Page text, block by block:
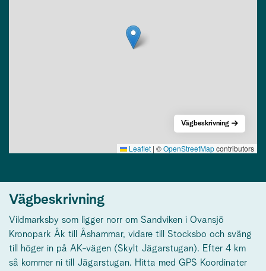
Leaflet | ©OpenStreetMapcontributors
Vägbeskrivning
Vägbeskrivning
Vildmarksby som ligger norr om Sandviken i Ovansjö
Kronopark Åk till Åshammar, vidare till Stocksbo och sväng
till höger in på AK-vägen (Skylt Jägarstugan). Efter 4 km
så kommer ni till Jägarstugan. Hitta med GPS Koordinater